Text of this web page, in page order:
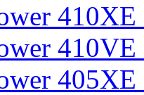
410XE
410VE
405XE